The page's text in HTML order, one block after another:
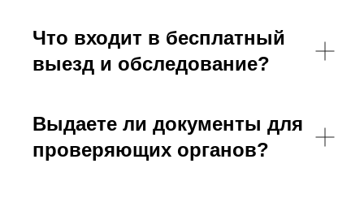
Что входит в бесплатный
выезд и обследование?
Выдаете ли документы для
проверяющих органов?